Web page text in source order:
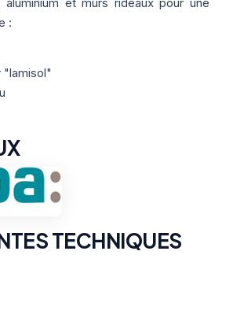
ACTUALITÉS
CONTACT
:
"lamisol"
TECHNIQUES